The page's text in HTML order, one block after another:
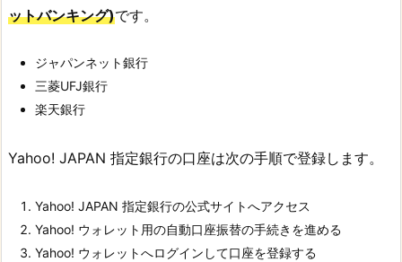
ットバンキング)です。
ジャパンネット銀行
三菱UFJ銀行
楽天銀行
Yahoo! JAPAN 指定銀行の口座は次の手順で登録します。
Yahoo! JAPAN 指定銀行の公式サイトへアクセス
Yahoo! ウォレット用の自動口座振替の手続きを進める
Yahoo! ウォレットへログインして口座を登録する